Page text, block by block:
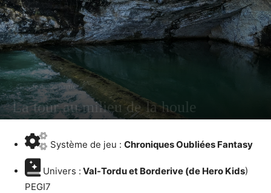
d’Ailleurs
Compte rendu partie
La tour au milieu de la houle
Système de jeu : Chroniques Oubliées Fantasy
Univers : Val-Tordu et Borderive (de Hero Kids)
PEGI7